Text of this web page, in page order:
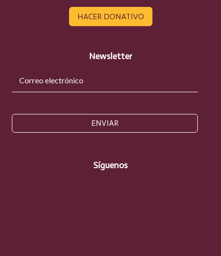
HACER DONATIVO
Newsletter
ENVIAR
Síguenos